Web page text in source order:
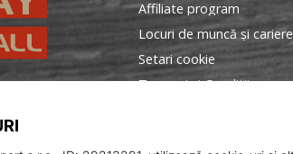
Affiliate program
Locuri de muncă și cariere
Setari cookie
Termeni si Conditii